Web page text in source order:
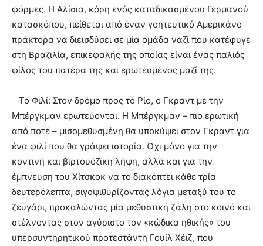
φόρμες. Η Αλίσια, κόρη ενός καταδικασμένου Γερμανού
κατασκόπου, πείθεται από έναν γοητευτικό Αμερικάνο
πράκτορα να διεισδύσει σε μία ομάδα ναζί που κατέφυγε
στη Βραζιλία, επικεφαλής της οποίας είναι ένας παλιός
φίλος του πατέρα της και ερωτευμένος μαζί της.
Το Φιλί: Στον δρόμο προς το Ρίο, ο Γκραντ με την
Μπέργκμαν ερωτεύονται. Η Μπέργκμαν – πιο ερωτική
από ποτέ – μισομεθυσμένη θα υποκύψει στον Γκραντ για
ένα φιλί που θα γράψει ιστορία. Όχι μόνο για την
κοντινή και βιρτουόζικη λήψη, αλλά και για την
έμπνευση του Χίτσκοκ να το διακόπτει κάθε τρία
δευτερόλεπτα, σιγοψιθυρίζοντας λόγια μεταξύ του το
ζευγάρι, προκαλώντας μία μεθυστική ζάλη στο κοινό και
στέλνοντας στον αγύριστο τον «κώδικα ηθικής» του
υπερσυντηρητικού προτεστάντη Γουίλ Χέιζ, που